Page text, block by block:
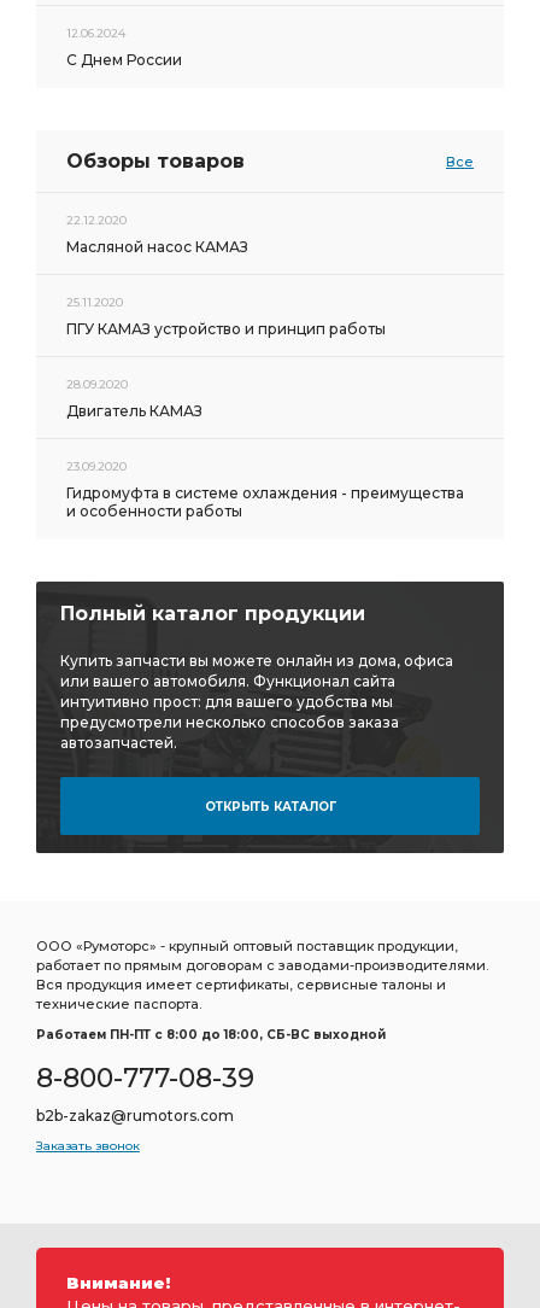
12.06.2024
С Днем России
Обзоры товаров Все
22.12.2020
Масляной насос КАМАЗ
25.11.2020
ПГУ КАМАЗ устройство и принцип работы
28.09.2020
Двигатель КАМАЗ
23.09.2020
Гидромуфта в системе охлаждения - преимущества
и особенности работы
Полный каталог продукции
Купить запчасти вы можете онлайн из дома, офиса
или вашего автомобиля. Функционал сайта
интуитивно прост: для вашего удобства мы
предусмотрели несколько способов заказа
автозапчастей.
ОТКРЫТЬ КАТАЛОГ
ООО «Румоторс» - крупный оптовый поставщик продукции,
работает по прямым договорам с заводами-производителями.
Вся продукция имеет сертификаты, сервисные талоны и
технические паспорта.
Работаем ПН-ПТ c 8:00 до 18:00, СБ-ВС выходной
8-800-777-08-39
b2b-zakaz@rumotors.com
Заказать звонок
Внимание!